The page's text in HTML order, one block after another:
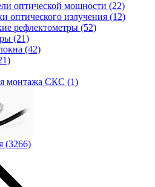
оптической мощности (22)
оптического излучения (12)
рефлектометры (52)
(21)
(42)
монтажа СКС (1)
(3266)